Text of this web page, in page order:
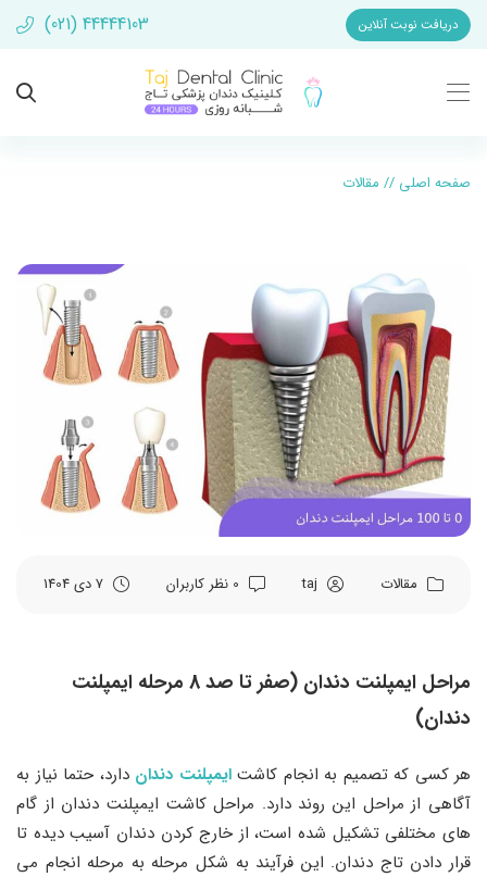
دریافت نوبت آنلاین (021) 44444103
صفحه اصلی // مقالات
مقالات taj
مراحل ایمپلنت دندان (صفر تا صد 8 مرحله ایمپلنت
دندان)
هر کسی که تصمیم به انجام کاشتایمپلنت دندان دارد، حتما نیاز به
آگاهی از مراحل این روند دارد. مراحل کاشت ایمپلنت دندان از گام‌
های مختلفی تشکیل شده است، از خارج کردن دندان آسیب ‌دیده تا
قرار دادن تاج دندان. این فرآیند به شکل مرحله ‌به ‌مرحله انجام می